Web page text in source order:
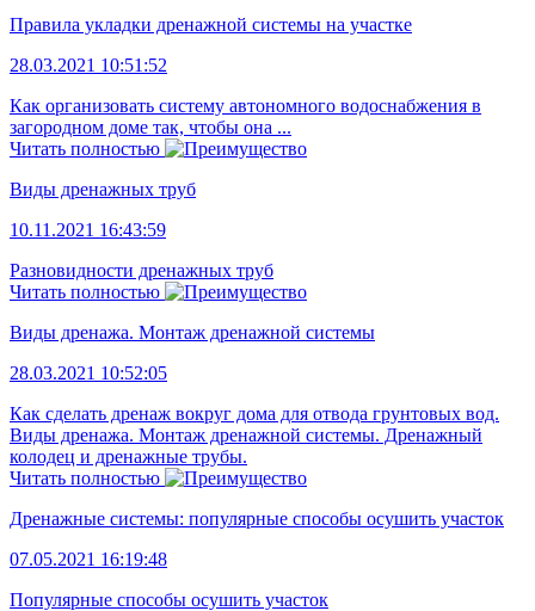
Правила укладки дренажной системы на участке
28.03.2021 10:51:52
Как организовать систему автономного водоснабжения в
загородном доме так, чтобы она ...
Читать полностью
Виды дренажных труб
10.11.2021 16:43:59
Разновидности дренажных труб
Читать полностью
Виды дренажа. Монтаж дренажной системы
28.03.2021 10:52:05
Как сделать дренаж вокруг дома для отвода грунтовых вод.
Виды дренажа. Монтаж дренажной системы. Дренажный
колодец и дренажные трубы.
Читать полностью
Дренажные системы: популярные способы осушить участок
07.05.2021 16:19:48
Популярные способы осушить участок